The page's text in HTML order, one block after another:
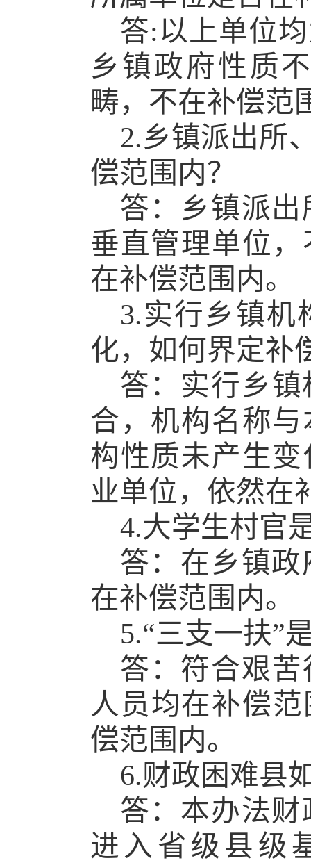
答:以上单位
乡镇政府性质
畴，不在补偿范
2.乡镇派出所
偿范围内？
答：乡镇派
垂直管理单位
在补偿范围内。
3.实行乡镇机
化，如何界定补
答： 实行乡
合，机构名称
构性质未产生
业单位，依然在
4.大学生村官
答：在乡镇
在补偿范围内。
5.“三支一扶”
答：符合艰
人员均在补偿
偿范围内。
6.财政困难县
答：本办法
进入省级县级